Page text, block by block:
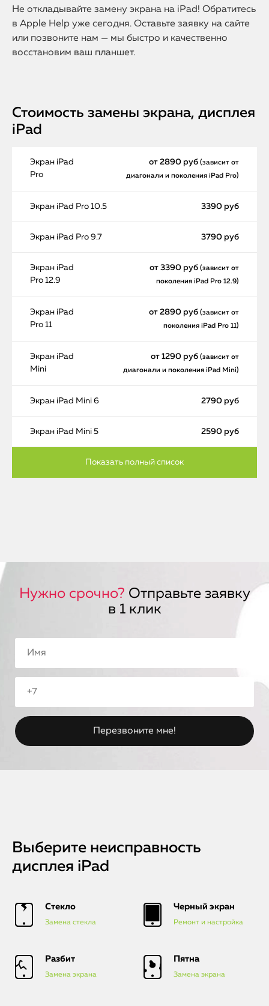
Не откладывайте замену экрана на iPad! Обратитесь
в Apple Help уже сегодня. Оставьте заявку на сайте
или позвоните нам — мы быстро и качественно
восстановим ваш планшет.
Стоимость замены экрана, дисплея
iPad
Экран iPad
Pro
от 2890 руб (зависит от
диагонали и поколения iPad Pro)
Экран iPad Pro 10.5 3390 руб
Экран iPad Pro 9.7 3790 руб
Экран iPad
Pro 12.9
от 3390 руб (зависит от
поколения iPad Pro 12.9)
Экран iPad
Pro 11
от 2890 руб (зависит от
поколения iPad Pro 11)
Экран iPad
Mini
от 1290 руб (зависит от
диагонали и поколения iPad Mini)
Экран iPad Mini 6 2790 руб
Экран iPad Mini 5 2590 руб
Нужно срочно? Отправьте заявку
в 1 клик
Выберите неисправность
дисплея iPad
Стекло
Замена стекла
Черный экран
Ремонт и настройка
Разбит
Замена экрана
Пятна
Замена экрана